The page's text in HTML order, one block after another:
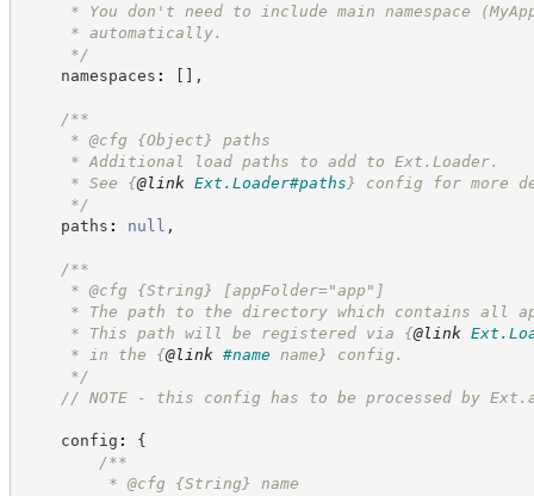
* You don't need to include main namespace
* automatically.
*/
namespaces : [ ] ,
/**
* @cfg {Object}
paths
* Additional load paths to add to Ext.Loader.
* See {@link Ext.Loader#paths } config for more
*/
paths : null ,
/**
* @cfg {String}
[appFolder="app"]
* The path to the directory which contains all
* This path will be registered via {@link
* in the {@link #name name} config.
*/
// NOTE - this config has to be processed by
config :
{
/**
* @cfg {String}
name